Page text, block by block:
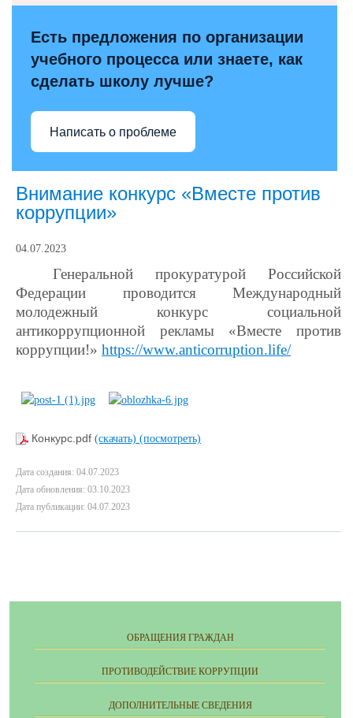
Есть предложения по организации
учебного процесса или знаете, как
сделать школу лучше?
Написать о проблеме
Внимание конкурс «Вместе против
коррупции»
04.07.2023
Генеральной прокуратурой Российской
Федерации проводится Международный
молодежный конкурс социальной
антикоррупционной рекламы «Вместе против
коррупции!» https://www.anticorruption.life/
Конкурс.pdf (скачать) (посмотреть)
Дата создания: 04.07.2023
Дата обновления: 03.10.2023
Дата публикации: 04.07.2023
ОБРАЩЕНИЯ ГРАЖДАН
ПРОТИВОДЕЙСТВИЕ КОРРУПЦИИ
ДОПОЛНИТЕЛЬНЫЕ СВЕДЕНИЯ